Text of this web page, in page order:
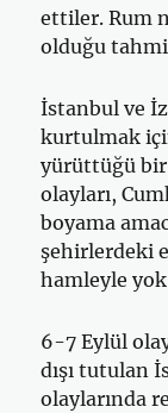
ettiler. Rum
olduğu
İstanbul ve
kurtulmak
yürüttüğü
olayları,
boyama
şehirlerdeki
hamleyle
6-7 Eylül
dışı tutulan
olaylarında